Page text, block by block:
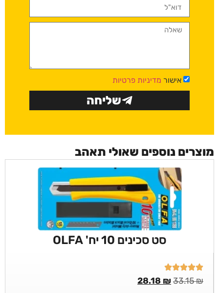
אישור מדיניות פרטיות
שליחה
מוצרים נוספים שאולי תאהב
סט סכינים 10 יח' OLFA
33.15₪
28.18 ₪